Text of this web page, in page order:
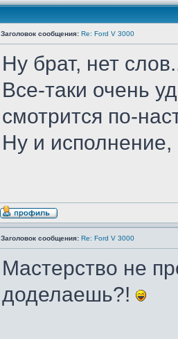
Заголовок сообщения: Re: Ford V 3000
Ну брат, нет
Все-таки очень
смотрится по-
Ну и
Заголовок сообщения: Re: Ford V 3000
Мастерство не
доделаешь?!